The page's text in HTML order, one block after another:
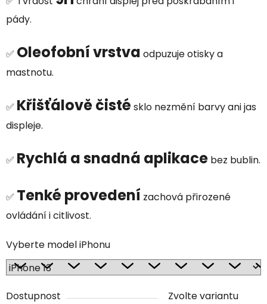
pády.
✅ Oleofobní vrstva odpuzuje otisky a
mastnotu.
✅ Křišťálově čisté sklo nezmění barvy ani jas
displeje.
✅ Rychlá a snadná aplikace bez bublin.
✅ Tenké provedení zachová přirozené
ovládání i citlivost.
Vyberte model iPhonu
Dostupnost
Zvolte variantu